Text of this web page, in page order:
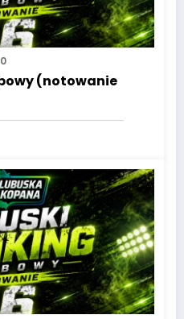
0
(notowanie